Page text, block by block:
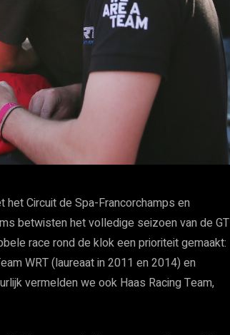
Circuit de Spa-Francorchamps en
betwisten het volledige seizoen van de GT
race rond de klok een prioriteit gemaakt:
WRT (laureaat in 2011 en 2014) en
vermelden we ook Haas Racing Team,